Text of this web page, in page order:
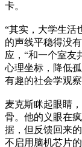
卡。
“其实，大学生活
的声线平稳得没
应，“和一个室友
心理坐标，降低
有趣的社会学观
麦克斯眯起眼睛
骨。他的义眼在
据，但反馈回来
不启用脑机芯片